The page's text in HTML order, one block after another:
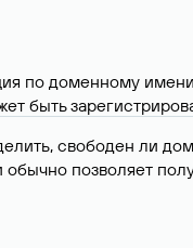
по доменному
быть
свободен ли
позволяет